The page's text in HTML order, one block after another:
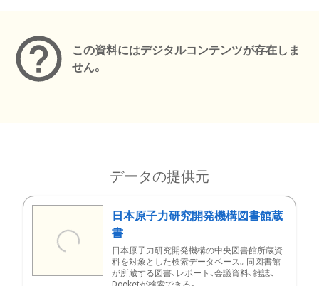
この資料にはデジタルコンテンツが存在しま
せん。
データの提供元
日本原子力研究開発機構図書館蔵
書
日本原子力研究開発機構の中央図書館所蔵資
料を対象とした検索データベース。同図書館
が所蔵する図書、レポート、会議資料、雑誌、